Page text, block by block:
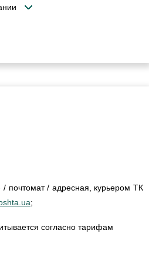
/ почтомат / адресная, курьером ТК
;
согласно тарифам